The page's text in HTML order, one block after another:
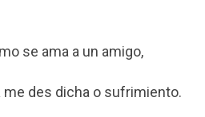
se ama a un amigo,
me des dicha o sufrimiento.